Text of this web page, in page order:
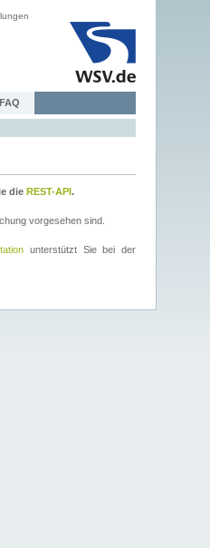
FAQ
die REST-API.
vorgesehen sind.
unterstützt Sie bei der